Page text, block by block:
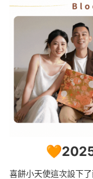
🧡
喜餅小天使這次設下